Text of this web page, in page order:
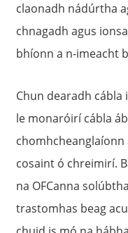
claonadh nádúrtha
chnagadh agus
bhíonn a n-imeacht
Chun dearadh
le monaróirí cábla
cosaint ó chreimirí.
na OFCanna
trastomhas beag